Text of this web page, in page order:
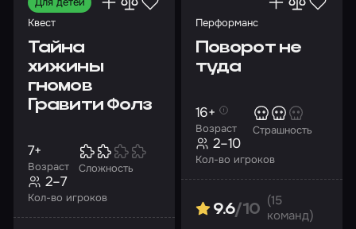
Квест
Тайна
хижины
гномов
Гравити Фолз
Возраст
7+
Сложность
Кол-во игроков
2–7
Перформанс
Поворот не
туда
Возраст
16+
Страшность
Кол-во игроков
2–10
9.6/10
(15
команд)